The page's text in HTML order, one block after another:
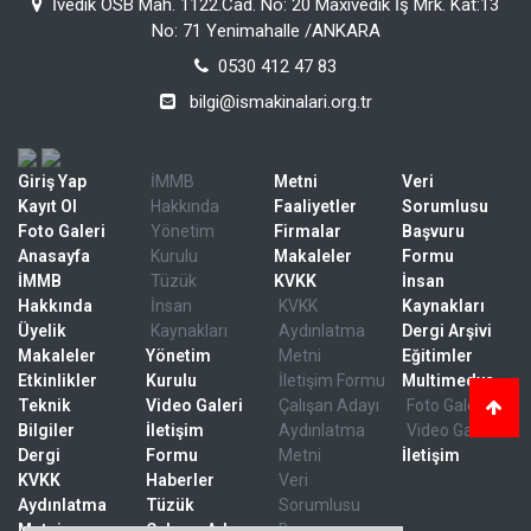
İvedik OSB Mah. 1122.Cad. No: 20 Maxivedik İş Mrk. Kat:13
No: 71 Yenimahalle /ANKARA
0530 412 47 83
bilgi@ismakinalari.org.tr
Giriş Yap
Kayıt Ol
Foto Galeri
Anasayfa
İMMB
Hakkında
Üyelik
Makaleler
Etkinlikler
Teknik
Bilgiler
Dergi
KVKK
Aydınlatma
İMMB
Hakkında
Yönetim
Kurulu
Tüzük
İnsan
Kaynakları
Yönetim
Kurulu
Video Galeri
İletişim
Formu
Haberler
Tüzük
Metni
Faaliyetler
Firmalar
Makaleler
KVKK
KVKK
Aydınlatma
Metni
İletişim Formu
Çalışan Adayı
Aydınlatma
Metni
Veri
Sorumlusu
Veri
Sorumlusu
Başvuru
Formu
İnsan
Kaynakları
Dergi Arşivi
Eğitimler
Multimedya
Foto Galeri
Video Galeri
İletişim